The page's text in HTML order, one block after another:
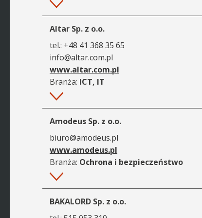
Więcej
Altar Sp. z o.o.
tel.: +48 41 368 35 65
info@altar.com.pl
www.altar.com.pl
Branża: ICT, IT
Więcej
Amodeus Sp. z o.o.
biuro@amodeus.pl
www.amodeus.pl
Branża: Ochrona i bezpieczeństwo
Więcej
BAKALORD Sp. z o.o.